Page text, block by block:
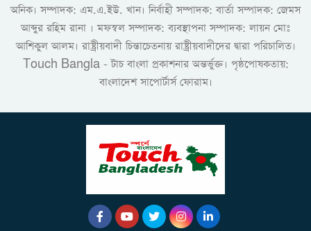
অনিক। সম্পাদক: এম.এ.ইউ. খান। নির্বাহী সম্পাদক: বার্তা সম্পাদক: জেমস
আব্দুর রহিম রানা । মফস্বল সম্পাদক: ব্যবস্থাপনা সম্পাদক: লায়ন মোঃ
আশিকুল আলম। রাষ্ট্রীয়বাদী চিন্তাচেতনায় রাষ্ট্রীয়বাদীদের দ্বারা পরিচালিত।
Touch Bangla - টাচ বাংলা প্রকাশনার অন্তর্ভুক্ত। পৃষ্ঠপোষকতায়:
বাংলাদেশ সাপোর্টার্স ফোরাম।